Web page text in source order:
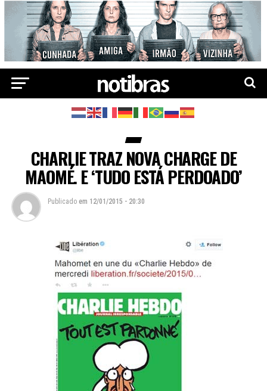
CHARLIE TRAZ NOVA CHARGE DE
MAOMÉ. E ‘TUDO ESTÁ PERDOADO’
Publicado em 12/01/2015 - 20:30